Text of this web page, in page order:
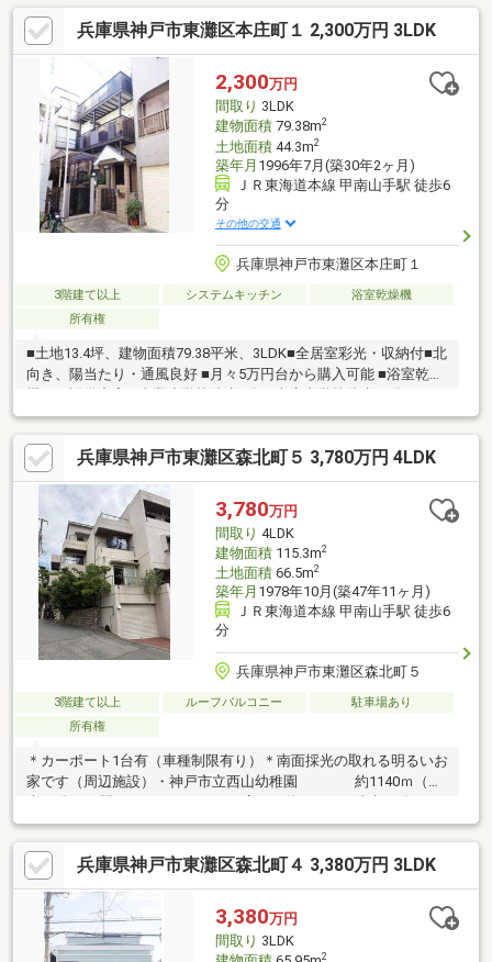
セルバ店 徒歩4分◇セブンイレブン 徒歩4分◇神戸市立東灘小
学校 徒歩7分◇アイテラス保育園甲南山手園 徒歩4分▼諸費用
のローンも可能▼～住宅ローン無料相談会～ ネット銀行・地銀
等、あらゆる銀行に精通した ローンアドバイザーが担当させて
いただきます。
兵庫県神戸市東灘区本庄町１ 2,300万円 3LDK
2,300万円
間取り 3LDK
建物面積79.38m2
土地面積44.3m2
築年月 1996年7月(築30年2ヶ月)
ＪＲ東海道本線 甲南山手駅 徒歩6
分
その他の交通
兵庫県神戸市東灘区本庄町１
3階建て以上 システムキッチン
浴室乾燥機
所有権
■土地13.4坪、建物面積79.38平米、3LDK■全居室彩光・収納付■北
向き、陽当たり・通風良好 ■月々5万円台から購入可能 ■浴室乾燥
パー・コンビニ徒歩3分、セルバ甲南山手徒歩3分■生活施設が近
隣にあり大変便利な立地■閑静な住宅街浴室乾燥機のあるお風呂
場は洗濯物を干すときにも便利です。新生活を迎える際は、3LDK
の物件はいかがでしょうか。和室には押入れが備わっているの
で、収納場所を確保できます。新生活を始めるなら、この2300万
円の物件。水道代節約につながる追い焚き機能付きです。
兵庫県神戸市東灘区森北町５ 3,780万円 4LDK
3,780万円
間取り 4LDK
建物面積115.3m2
土地面積66.5m2
築年月 1978年10月(築47年11ヶ月)
ＪＲ東海道本線 甲南山手駅 徒歩6
分
兵庫県神戸市東灘区森北町５
3階建て以上 ルーフバルコニー
駐車場あり
所有権
＊カーポート1台有（車種制限有り）＊南面採光の取れる明るいお
家です（周辺施設）・神戸市立西山幼稚園 約1140ｍ（徒
原元クリニック 約 490m（徒歩 7分）・つじもと内
科・循環器科 約 420ｍ（徒歩 6分）・長間医院
約 630m（徒歩 8分）
兵庫県神戸市東灘区森北町４ 3,380万円 3LDK
3,380万円
間取り 3LDK
2